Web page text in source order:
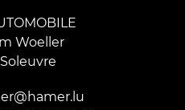
Woeller